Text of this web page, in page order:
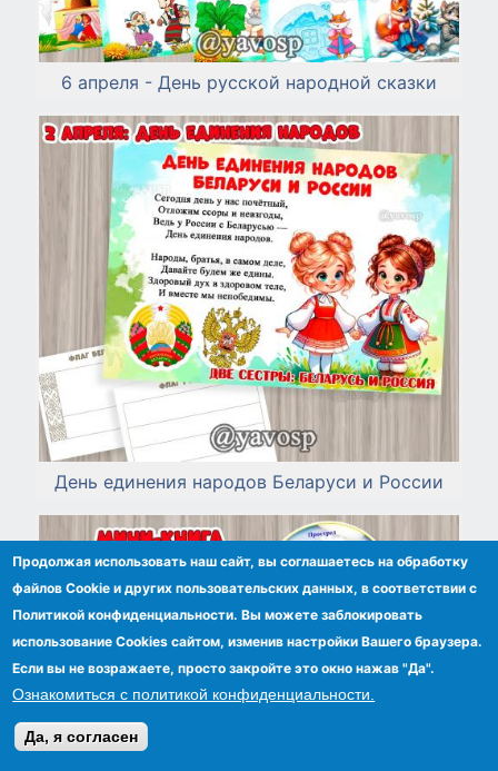
6 апреля - День русской народной сказки
День единения народов Беларуси и России
Продолжая использовать наш сайт, вы соглашаетесь на обработку
файлов Сookie и других пользовательских данных, в соответствии с
Политикой конфиденциальности. Вы можете заблокировать
использование Cookies сайтом, изменив настройки Вашего браузера.
Если вы не возражаете, просто закройте это окно нажав "Да".
Ознакомиться с политикой конфиденциальности.
Да, я согласен